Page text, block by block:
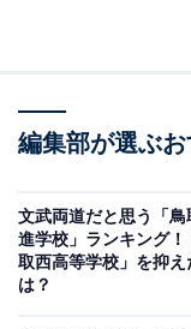
回答者からは「職
「OBが活躍してい
「頭のいいグルー
県）といったコメ
編集部が選ぶ
文武両道だと思う「鳥
進学校」ランキング！
取西高等学校」を抑え
は？